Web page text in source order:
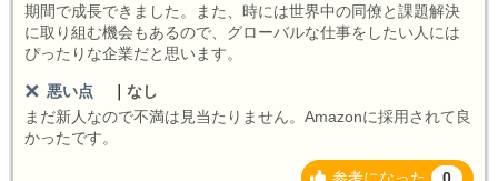
期間で成長できました。また、時には世界中の同僚と課題解決
に取り組む機会もあるので、グローバルな仕事をしたい人には
ぴったりな企業だと思います。
悪い点
なし
まだ新人なので不満は見当たりません。Amazonに採用されて良
かったです。
参考になった 0